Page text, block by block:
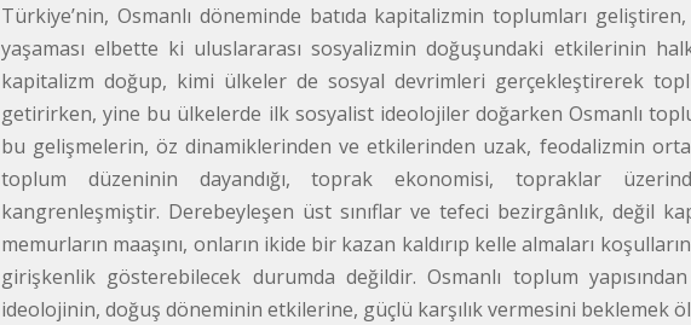
Türkiye’nin, Osmanlı döneminde batıda kapitalizmin toplumları
yaşaması elbette ki uluslararası sosyalizmin doğuşundaki etkilerinin
kapitalizm doğup, kimi ülkeler de sosyal devrimleri gerçekleştirerek
getirirken, yine bu ülkelerde ilk sosyalist ideolojiler doğarken Osmanlı
bu gelişmelerin, öz dinamiklerinden ve etkilerinden uzak, feodalizmin
toplum düzeninin dayandığı, toprak ekonomisi, topraklar
kangrenleşmiştir. Derebeyleşen üst sınıflar ve tefeci bezirgânlık, değil
memurların maaşını, onların ikide bir kazan kaldırıp kelle almaları
girişkenlik gösterebilecek durumda değildir. Osmanlı toplum
ideolojinin, doğuş döneminin etkilerine, güçlü karşılık vermesini beklemek